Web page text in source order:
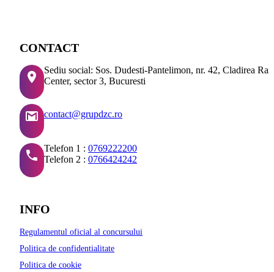
CONTACT
Sediu social: Sos. Dudesti-Pantelimon, nr. 42, Cladirea
Center, sector 3, Bucuresti
contact@grupdzc.ro
Telefon 1 : 0769222200
Telefon 2 : 0766424242
INFO
Regulamentul oficial al concursului
Politica de confidentialitate
Politica de cookie